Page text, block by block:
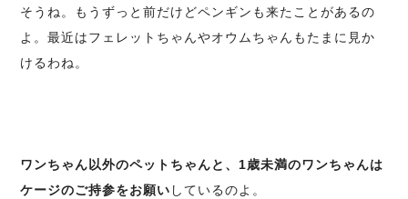
そうね。もうずっと前だけどペンギンも来たことがあるの
よ。最近はフェレットちゃんやオウムちゃんもたまに見か
けるわね。
ワンちゃん以外のペットちゃんと、1歳未満のワンちゃんは
ケージのご持参をお願い しているのよ。